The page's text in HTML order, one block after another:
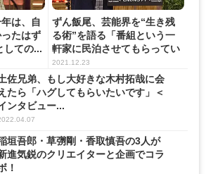
は、自
たはず
しての...
ずん飯尾、芸能界を“生き残
る術”を語る「番組という一
軒家に民泊させてもらってい
る...
2021.12.23
佐兄弟、もし大好きな木村拓哉に会
たら「ハグしてもらいたいです」＜
ンタビュー...
垣吾郎・草彅剛・香取慎吾の3人が
進気鋭のクリエイターと企画でコラ
！